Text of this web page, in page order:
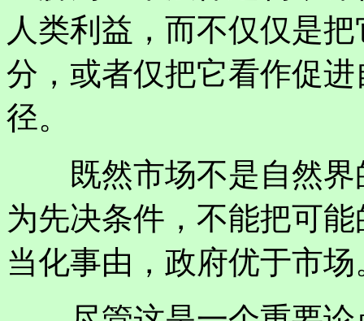
人类利益，而不仅仅是
分，或者仅把它看作促
径。
既然市场不是自然界
为先决条件，不能把可
当化事由，政府优于市场